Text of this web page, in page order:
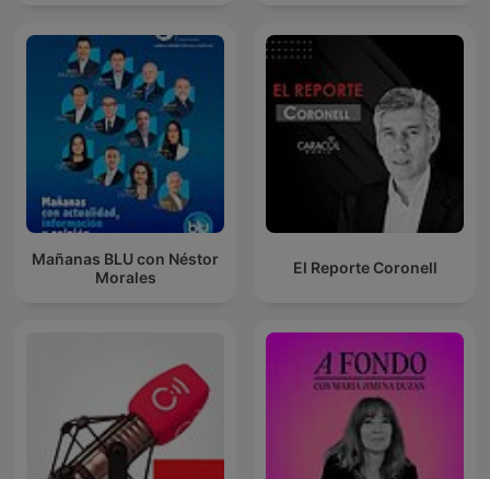
Mañanas BLU con Néstor
Morales
El Reporte Coronell